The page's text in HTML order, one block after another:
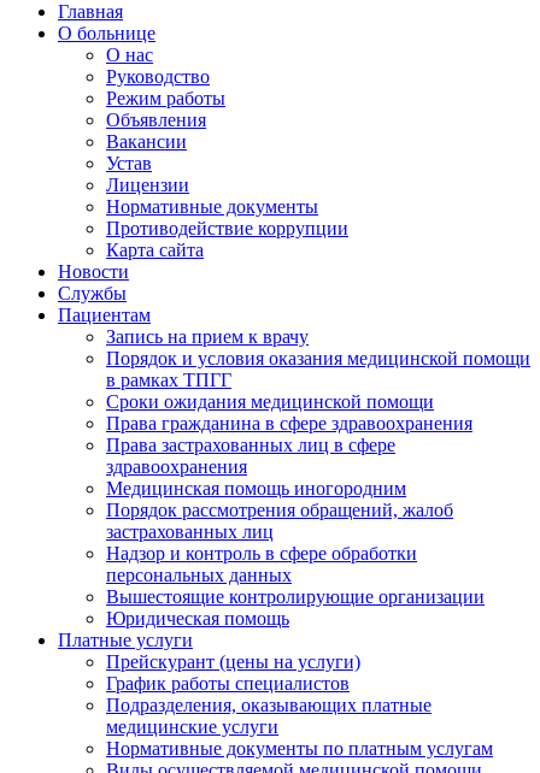
Главная
О больнице
О нас
Руководство
Режим работы
Объявления
Вакансии
Устав
Лицензии
Нормативные документы
Противодействие коррупции
Карта сайта
Новости
Службы
Пациентам
Запись на прием к врачу
Порядок и условия оказания медицинской помощи
в рамках ТПГГ
Сроки ожидания медицинской помощи
Права гражданина в сфере здравоохранения
Права застрахованных лиц в сфере
здравоохранения
Медицинская помощь иногородним
Порядок рассмотрения обращений, жалоб
застрахованных лиц
Надзор и контроль в сфере обработки
персональных данных
Вышестоящие контролирующие организации
Юридическая помощь
Платные услуги
Прейскурант (цены на услуги)
График работы специалистов
Подразделения, оказывающих платные
медицинские услуги
Нормативные документы по платным услугам